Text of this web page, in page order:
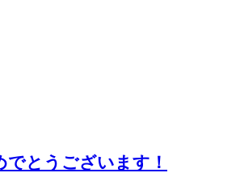
とうございます！